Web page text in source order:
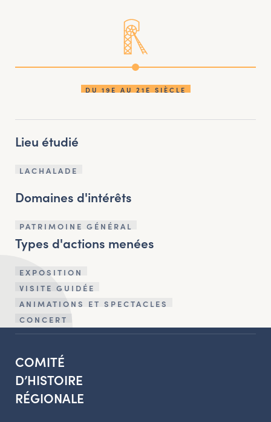
DU 19E AU 21E SIÈCLE
Lieu étudié
LACHALADE
Domaines d'intérêts
PATRIMOINE GÉNÉRAL
Types d'actions menées
EXPOSITION
VISITE GUIDÉE
ANIMATIONS ET SPECTACLES
CONCERT
COMITÉ
D’HISTOIRE
RÉGIONALE